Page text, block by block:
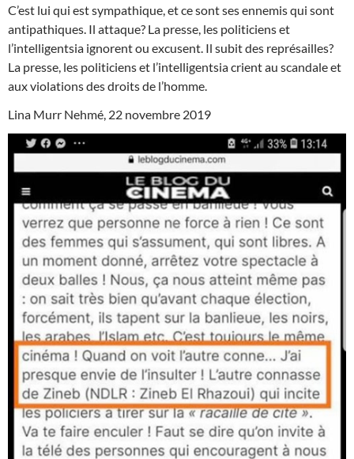
C’est lui qui est sympathique, et ce sont ses ennemis qui sont
antipathiques. Il attaque? La presse, les politiciens et
l’intelligentsia ignorent ou excusent. Il subit des représailles?
La presse, les politiciens et l’intelligentsia crient au scandale et
aux violations des droits de l’homme.
Lina Murr Nehmé, 22 novembre 2019